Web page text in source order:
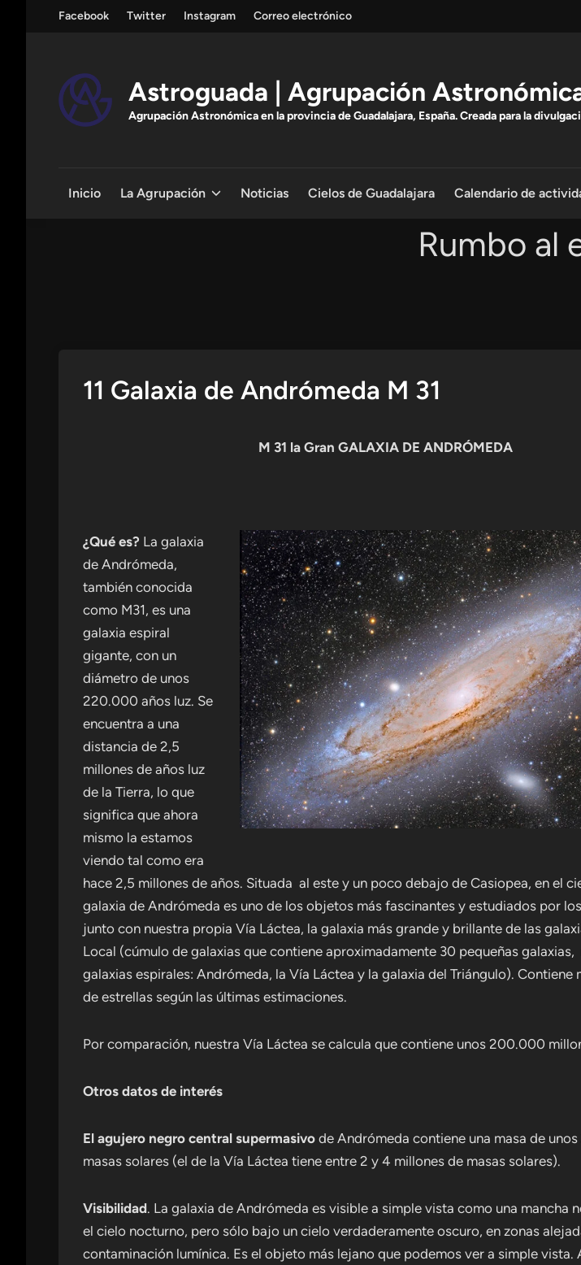
Facebook Twitter Instagram Correo electrónico
Astroguada | Agrupación
Agrupación Astronómica en la provincia de Guadalajara, España. Creada para la
Inicio La Agrupación Noticias Cielos de Guadalajara Calendario de
Rumbo al
11 Galaxia de Andrómeda M 31
M 31 la Gran GALAXIA DE ANDRÓMEDA
¿Qué es? La galaxia
de Andrómeda,
también conocida
como M31, es una
galaxia espiral
gigante, con un
diámetro de unos
220.000 años luz. Se
encuentra a una
distancia de 2,5
millones de años luz
de la Tierra, lo que
significa que ahora
mismo la estamos
viendo tal como era
hace 2,5 millones de años. Situada al este y un poco debajo de Casiopea, en el
galaxia de Andrómeda es uno de los objetos más fascinantes y estudiados por
junto con nuestra propia Vía Láctea, la galaxia más grande y brillante de las
Local (cúmulo de galaxias que contiene aproximadamente 30 pequeñas galaxias,
galaxias espirales: Andrómeda, la Vía Láctea y la galaxia del Triángulo). Contiene
de estrellas según las últimas estimaciones.
Por comparación, nuestra Vía Láctea se calcula que contiene unos 200.000
Otros datos de interés
El agujero negro central supermasivo de Andrómeda contiene una masa de
masas solares (el de la Vía Láctea tiene entre 2 y 4 millones de masas solares).
Visibilidad. La galaxia de Andrómeda es visible a simple vista como una mancha
el cielo nocturno, pero sólo bajo un cielo verdaderamente oscuro, en zonas
contaminación lumínica. Es el objeto más lejano que podemos ver a simple vista.